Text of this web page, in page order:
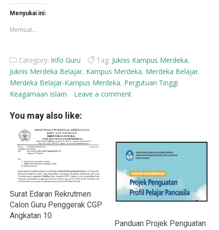
Facebook(Membuka
di
jendela
baru)
Menyukai ini:
Memuat...
Category: Info Guru Tag: Juknis Kampus Merdeka,
Juknis Merdeka Belajar, Kampus Merdeka, Merdeka Belajar,
Merdeka Belajar-Kampus Merdeka, Pergutuan Tinggi
Keagamaan Islam
Leave a comment
You may also like:
Surat Edaran Rekrutmen
Calon Guru Penggerak CGP
Angkatan 10
Panduan Projek Penguatan